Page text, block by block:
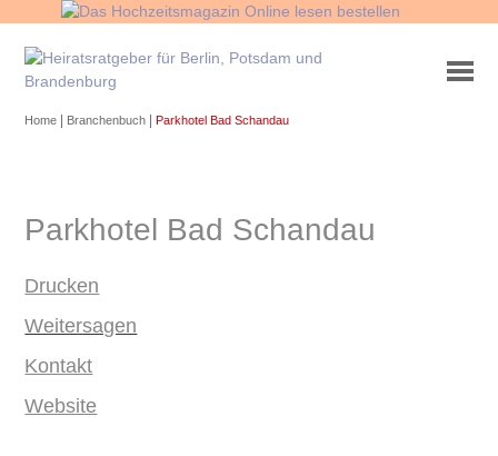
Home Branchenbuch |Parkhotel Bad Schandau
Parkhotel Bad Schandau
Drucken
Weitersagen
Kontakt
Website